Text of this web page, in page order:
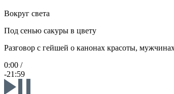
Вокруг света
Под сенью сакуры в цвету
Разговор с гейшей о канонах красоты,
0:00 /
-21:59